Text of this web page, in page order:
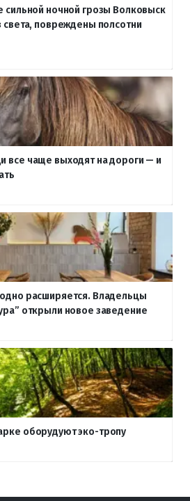
сильной ночной грозы Волковыск
света, повреждены полсотни
все чаще выходят на дороги — и
расширяется. Владельцы
открыли новое заведение
оборудуют эко-тропу